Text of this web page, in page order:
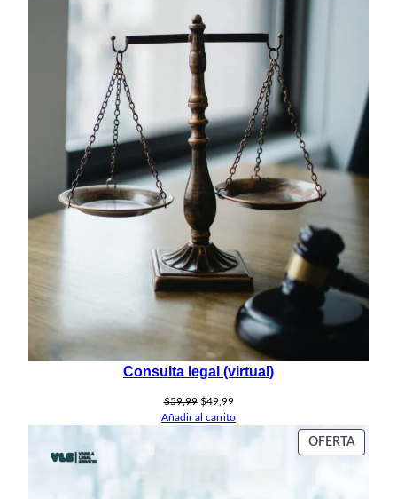
Consulta legal (virtual)
$59,99 El
precio
$49,99El
precio
Añadir al carrito
OFERTA
EN